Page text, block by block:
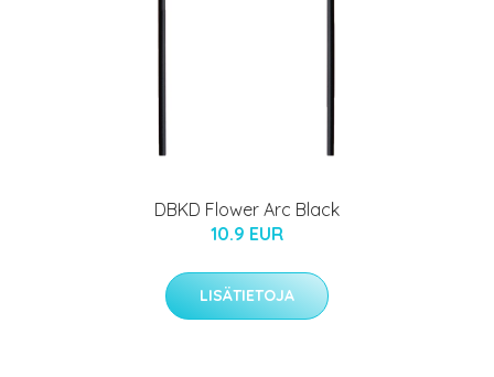
DBKD Flower Arc Black
10.9 EUR
LISÄTIETOJA